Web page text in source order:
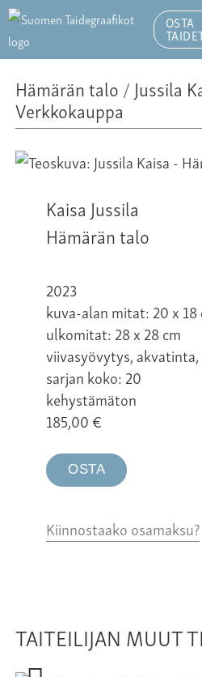
OSTA
Hämärän talo/ Jussila
Verkkokauppa
Kaisa Jussila
Hämärän talo
2023
kuva-alan mitat: 20 x 18
ulkomitat: 28 x 28 cm
viivasyövytys,
sarjan koko: 20
kehystämäton
185,00€
OSTA
Kiinnostaako osamaksu?
TAITEILIJAN MUUT